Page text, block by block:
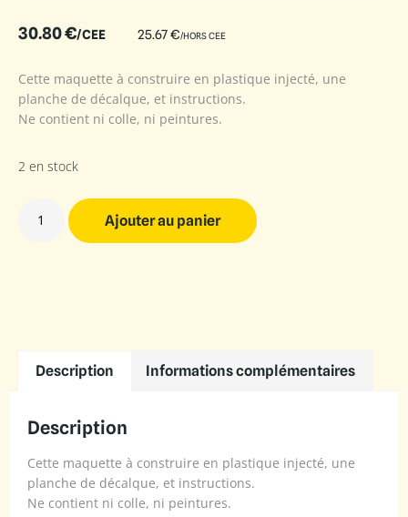
30.80€/CEE 25.67€/HORS CEE
Cette maquette à construire en plastique injecté, une
planche de décalque, et instructions.
Ne contient ni colle, ni peintures.
2 en stock
Ajouter au panier
Description Informations complémentaires
Description
Cette maquette à construire en plastique injecté, une
planche de décalque, et instructions.
Ne contient ni colle, ni peintures.